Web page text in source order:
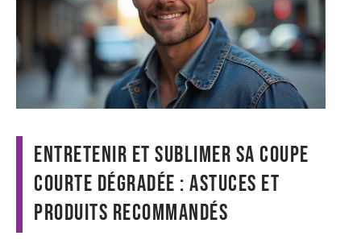
Entretenir et sublimer sa coupe
courte dégradée : astuces et
produits recommandés